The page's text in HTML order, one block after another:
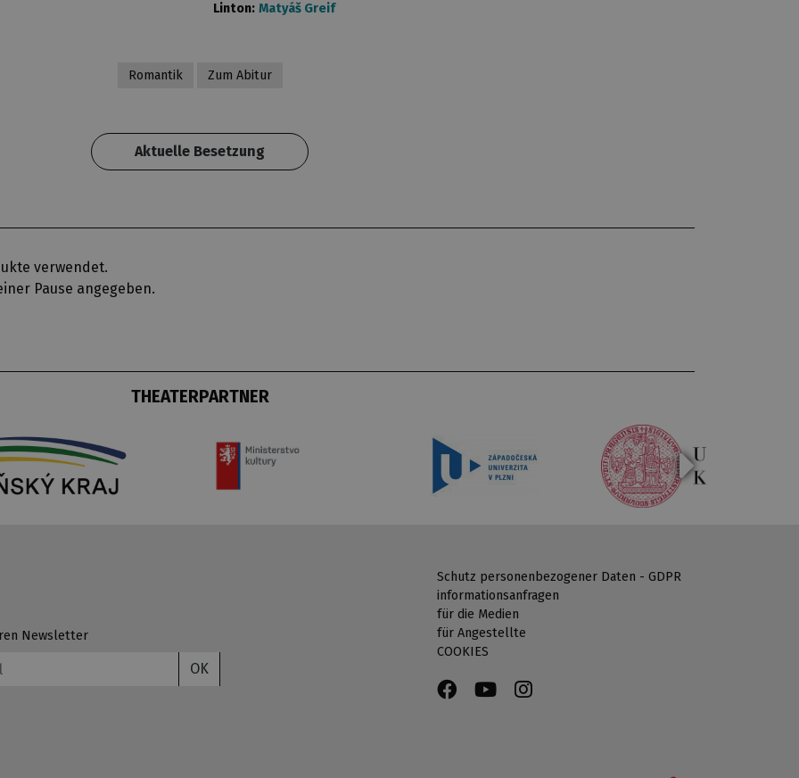
Linton: Matyáš Greif
Romantik Zum Abitur
Aktuelle Besetzung
verwendet.
Pause angegeben.
THEATERPARTNER
Newsletter
OK
Schutz personenbezogener Daten - GDPR
informationsanfragen
für die Medien
für Angestellte
COOKIES